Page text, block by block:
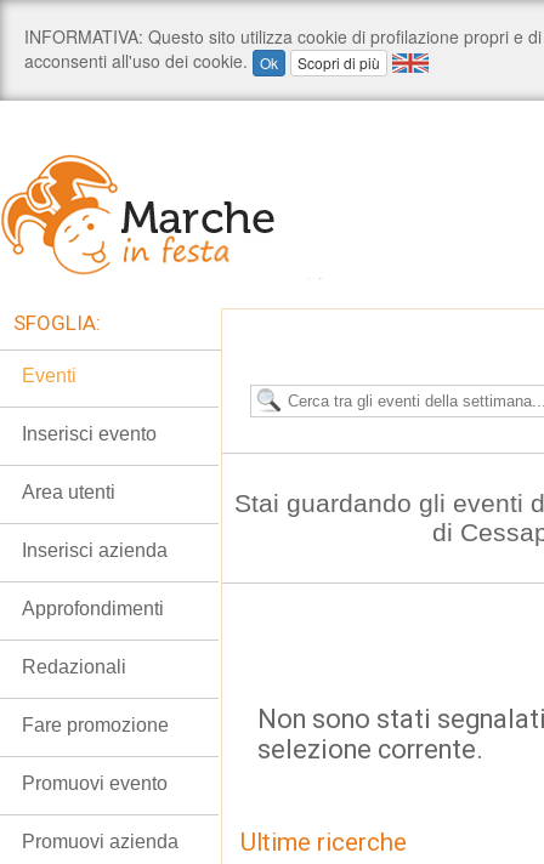
Stai guardando gli eventi
di
Non sono stati
selezione corrente.
Ultime ricerche
SFOGLIA:
Eventi
Inserisci evento
Area utenti
Inserisci azienda
Approfondimenti
Redazionali
Fare promozione
Promuovi evento
Promuovi azienda